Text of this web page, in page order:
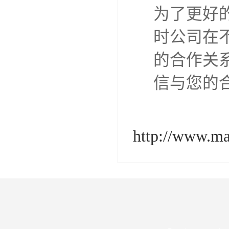
为了更好
时公司在
的合作关
信与您的
http://